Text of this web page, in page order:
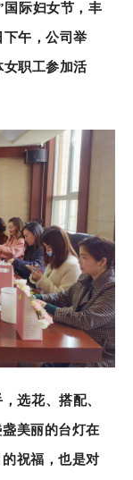
国际妇女节，丰
午，公司举
女职工参加活
选花、搭配、
美丽的台灯在
祝福，也是对